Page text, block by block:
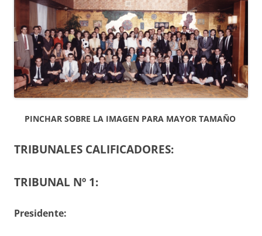
PINCHAR SOBRE LA IMAGEN PARA MAYOR TAMAÑO
TRIBUNALES CALIFICADORES:
TRIBUNAL Nº 1:
Presidente: